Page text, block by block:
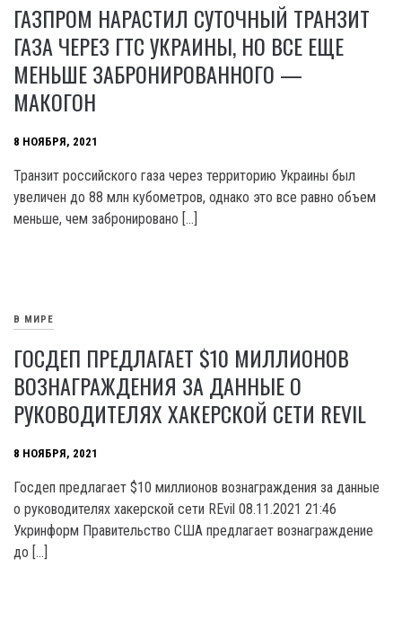
ГАЗПРОМ НАРАСТИЛ СУТОЧНЫЙ ТРАНЗИТ
ГАЗА ЧЕРЕЗ ГТС УКРАИНЫ, НО ВСЕ ЕЩЕ
МЕНЬШЕ ЗАБРОНИРОВАННОГО —
МАКОГОН
8 НОЯБРЯ, 2021
Транзит российского газа через территорию Украины был
увеличен до 88 млн кубометров, однако это все равно объем
меньше, чем забронировано […]
В МИРЕ
ГОСДЕП ПРЕДЛАГАЕТ $10 МИЛЛИОНОВ
ВОЗНАГРАЖДЕНИЯ ЗА ДАННЫЕ О
РУКОВОДИТЕЛЯХ ХАКЕРСКОЙ СЕТИ REVIL
8 НОЯБРЯ, 2021
Госдеп предлагает $10 миллионов вознаграждения за данные
о руководителях хакерской сети REvil 08.11.2021 21:46
Укринформ Правительство США предлагает вознаграждение
до […]